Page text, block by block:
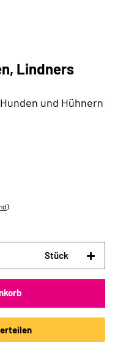
Lindners
und Hühnern
Stück